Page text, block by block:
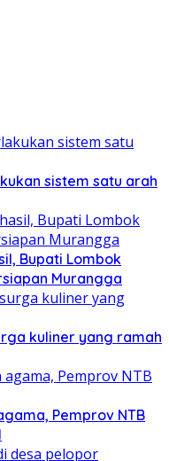
sistem satu arah
Bupati Lombok
Murangga
kuliner yang ramah
Pemprov NTB